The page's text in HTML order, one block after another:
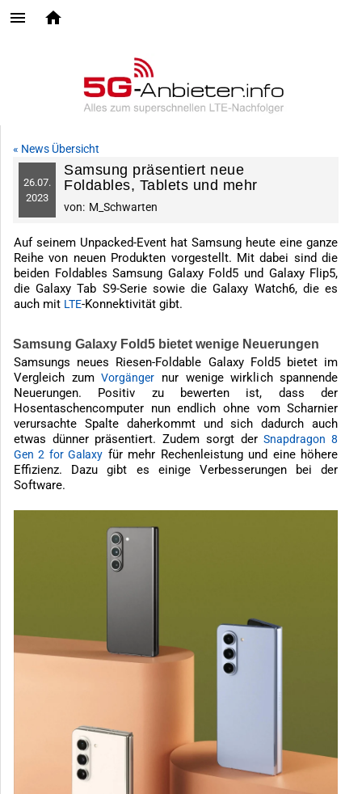
« News Übersicht
26.07.
2023
Samsung präsentiert neue
Foldables, Tablets und mehr
von: M_Schwarten
Auf seinem Unpacked-Event hat Samsung heute eine ganze
Reihe von neuen Produkten vorgestellt. Mit dabei sind die
beiden Foldables Samsung Galaxy Fold5 und Galaxy Flip5,
die Galaxy Tab S9-Serie sowie die Galaxy Watch6, die es
auch mit LTE-Konnektivität gibt.
Samsung Galaxy Fold5 bietet wenige Neuerungen
Samsungs neues Riesen-Foldable Galaxy Fold5 bietet im
Vergleich zumVorgänger nur wenige wirklich spannende
Neuerungen. Positiv zu bewerten ist, dass der
Hosentaschencomputer nun endlich ohne vom Scharnier
verursachte Spalte daherkommt und sich dadurch auch
etwas dünner präsentiert. Zudem sorgt derSnapdragon 8
Gen 2 for Galaxy für mehr Rechenleistung und eine höhere
Effizienz. Dazu gibt es einige Verbesserungen bei der
Software.